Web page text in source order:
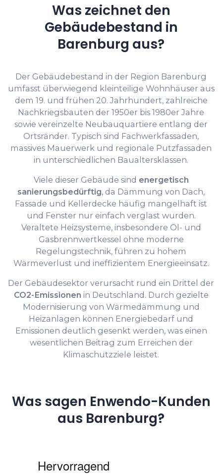
Was zeichnet den
Gebäudebestand in
Barenburg aus?
Der Gebäudebestand in der Region Barenburg
umfasst überwiegend kleinteilige Wohnhäuser aus
dem 19. und frühen 20. Jahrhundert, zahlreiche
Nachkriegsbauten der 1950er bis 1980er Jahre
sowie vereinzelte Neubauquartiere entlang der
Ortsränder. Typisch sind Fachwerkfassaden,
massives Mauerwerk und regionale Putzfassaden
in unterschiedlichen Baualtersklassen.
Viele dieser Gebäude sind energetisch
sanierungsbedürftig, da Dämmung von Dach,
Fassade und Kellerdecke häufig mangelhaft ist
und Fenster nur einfach verglast wurden.
Veraltete Heizsysteme, insbesondere Öl- und
Gasbrennwertkessel ohne moderne
Regelungstechnik, führen zu hohem
Wärmeverlust und ineffizientem Energieeinsatz.
Der Gebäudesektor verursacht rund ein Drittel der
CO2-Emissionen in Deutschland. Durch gezielte
Modernisierung von Wärmedämmung und
Heizanlagen können Energiebedarf und
Emissionen deutlich gesenkt werden, was einen
wesentlichen Beitrag zum Erreichen der
Klimaschutzziele leistet.
Was sagen Enwendo-Kunden
aus Barenburg?